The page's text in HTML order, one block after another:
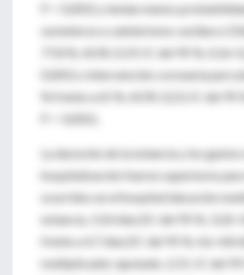
P < 0,001) y tenían menos
someterse a cateterismo cardíaco
77,8 %; AOR, 0,19; IC del 95 %, 0,16-
0,001) o intervención coronaria
% frente a 65 %; AOR, 0,23; IC del 95
P < 0,001).
La duración de la estancia y los gastos
hospitalización fueron superiores
ocurridos en el hospital (duración
estancia, 13,4 días [IC del 95 %, 12,8-
frente a 4,7 días [IC del 95 %, 4,6-4,8
multiplicador ajustado, 2,51; IC del 95